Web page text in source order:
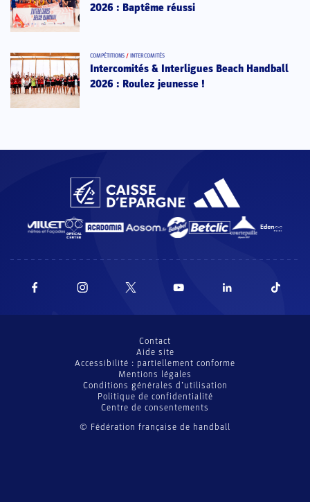
2026 : Baptême réussi
COMPÉTITIONS / INTERCOMITÉS
Intercomités & Interligues Beach Handball
2026 : Roulez jeunesse !
© Fédération française de handball
Contact
Aide site
Accessibilité : partiellement conforme
Mentions légales
Conditions générales d’utilisation
Politique de confidentialité
Centre de consentements